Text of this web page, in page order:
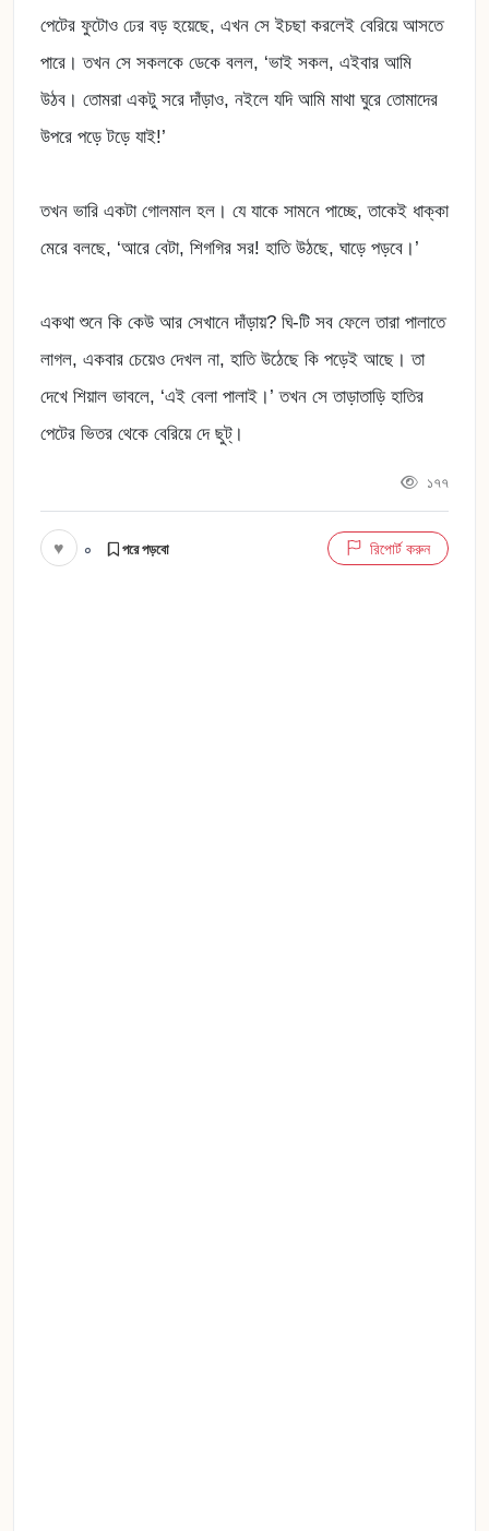
পেটের ফুটোও ঢের বড় হয়েছে, এখন সে ইচছা করলেই বেরিয়ে আসতে
পারে। তখন সে সকলকে ডেকে বলল, ‘ভাই সকল, এইবার আমি
উঠব। তোমরা একটু সরে দাঁড়াও, নইলে যদি আমি মাথা ঘুরে তোমাদের
উপরে পড়ে টড়ে যাই!’
তখন ভারি একটা গোলমাল হল। যে যাকে সামনে পাচ্ছে, তাকেই ধাক্কা
মেরে বলছে, ‘আরে বেটা, শিগগির সর! হাতি উঠছে, ঘাড়ে পড়বে।’
একথা শুনে কি কেউ আর সেখানে দাঁড়ায়? ঘি-টি সব ফেলে তারা পালাতে
লাগল, একবার চেয়েও দেখল না, হাতি উঠেছে কি পড়েই আছে। তা
দেখে শিয়াল ভাবলে, ‘এই বেলা পালাই।’ তখন সে তাড়াতাড়ি হাতির
পেটের ভিতর থেকে বেরিয়ে দে ছুট্‌।
১৭৭
♥ ০ পরে পড়বো রিপোর্ট করুন